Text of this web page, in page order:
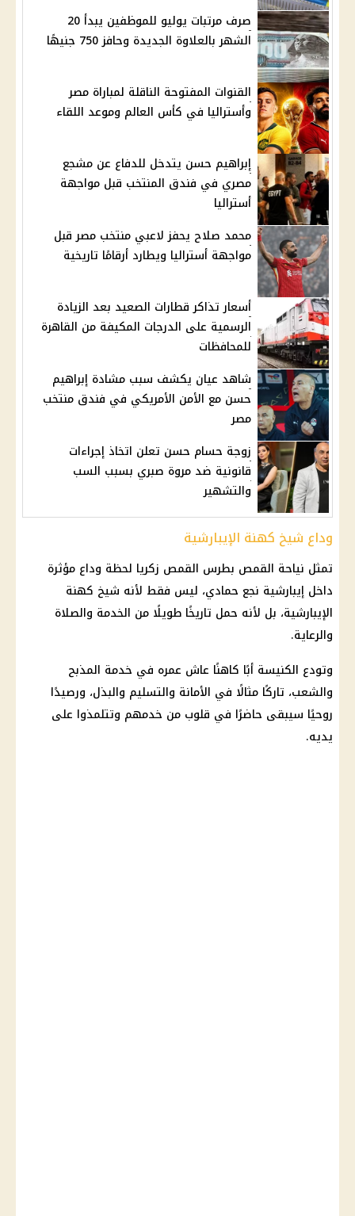
صرف مرتبات يوليو للموظفين يبدأ 20
الشهر بالعلاوة الجديدة وحافز 750 جنيهًا
القنوات المفتوحة الناقلة لمباراة مصر
وأستراليا في كأس العالم وموعد اللقاء
إبراهيم حسن يتدخل للدفاع عن مشجع
مصري في فندق المنتخب قبل مواجهة
أستراليا
محمد صلاح يحفز لاعبي منتخب مصر قبل
مواجهة أستراليا ويطارد أرقامًا تاريخية
أسعار تذاكر قطارات الصعيد بعد الزيادة
الرسمية على الدرجات المكيفة من القاهرة
للمحافظات
شاهد عيان يكشف سبب مشادة إبراهيم
حسن مع الأمن الأمريكي في فندق منتخب
مصر
زوجة حسام حسن تعلن اتخاذ إجراءات
قانونية ضد مروة صبري بسبب السب
والتشهير
وداع شيخ كهنة الإيبارشية
تمثل نياحة القمص بطرس القمص زكريا لحظة وداع مؤثرة
داخل إيبارشية نجع حمادي، ليس فقط لأنه شيخ كهنة
الإيبارشية، بل لأنه حمل تاريخًا طويلًا من الخدمة والصلاة
والرعاية.
وتودع الكنيسة أبًا كاهنًا عاش عمره في خدمة المذبح
والشعب، تاركًا مثالًا في الأمانة والتسليم والبذل، ورصيدًا
روحيًا سيبقى حاضرًا في قلوب من خدمهم وتتلمذوا على
يديه.